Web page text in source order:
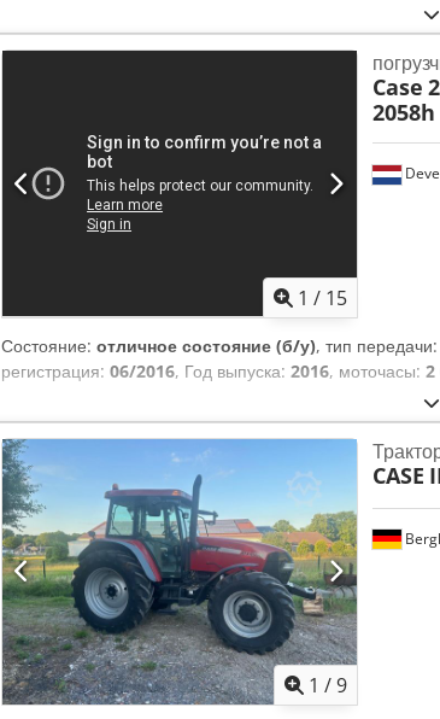
1 / 15
Case
Состояние: отличное состояние (б/у), тип передачи:
регистрация: 06/2016, Год выпуска: 2016, моточасы: 2
1 /9
CASE